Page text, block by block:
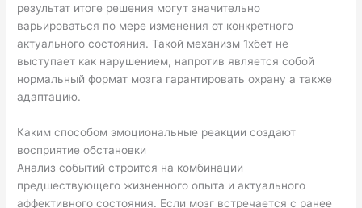
результат итоге решения могут значительно
варьироваться по мере изменения от конкретного
актуального состояния. Такой механизм 1хбет не
выступает как нарушением, напротив является собой
нормальный формат мозга гарантировать охрану а также
адаптацию.
Каким способом эмоциональные реакции создают
восприятие обстановки
Анализ событий строится на комбинации
предшествующего жизненного опыта и актуального
аффективного состояния. Если мозг встречается с ранее